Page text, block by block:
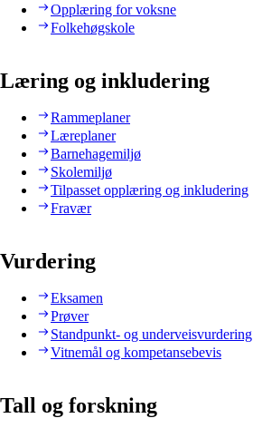
Opplæring for voksne
Folkehøgskole
Læring og inkludering
Rammeplaner
Læreplaner
Barnehagemiljø
Skolemiljø
Tilpasset opplæring og inkludering
Fravær
Vurdering
Eksamen
Prøver
Standpunkt- og underveisvurdering
Vitnemål og kompetansebevis
Tall og forskning